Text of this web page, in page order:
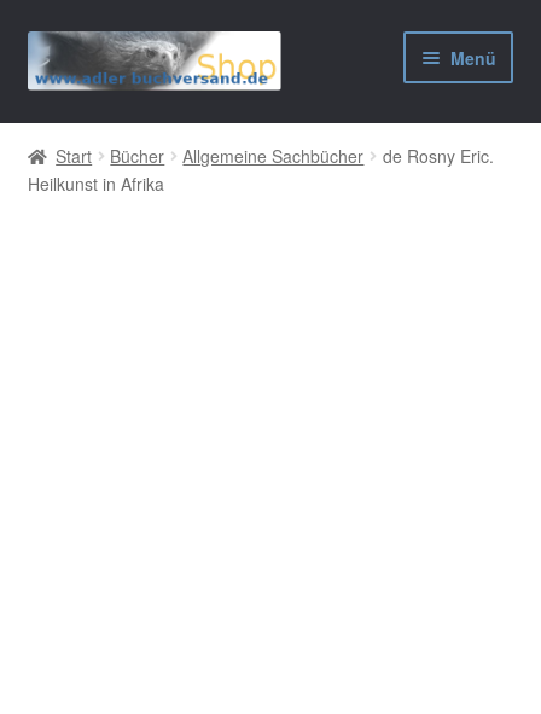
Zur
Navigation
Zum
Inhalt
Menü
AGB
Widerrufsbelehrung
Start Bücher Allgemeine Sachbücher
de Rosny Eric.
Heilkunst in Afrika